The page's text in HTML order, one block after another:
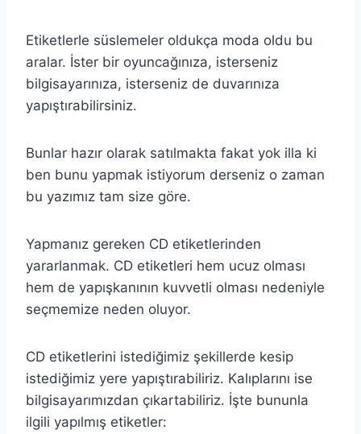
Etiketlerle süslemeler oldukça moda oldu bu
aralar. İster bir oyuncağınıza, isterseniz
bilgisayarınıza, isterseniz de duvarınıza
yapıştırabilirsiniz.
Bunlar hazır olarak satılmakta fakat yok illa ki
ben bunu yapmak istiyorum derseniz o zaman
bu yazımız tam size göre.
Yapmanız gereken CD etiketlerinden
yararlanmak. CD etiketleri hem ucuz olması
hem de yapışkanının kuvvetli olması nedeniyle
seçmemize neden oluyor.
CD etiketlerini istediğimiz şekillerde kesip
istediğimiz yere yapıştırabiliriz. Kalıplarını ise
bilgisayarımızdan çıkartabiliriz. İşte bununla
ilgili yapılmış etiketler: